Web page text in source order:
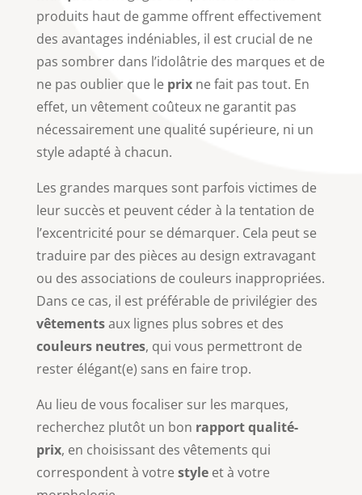
produits haut de gamme offrent effectivement
des avantages indéniables, il est crucial de ne
pas sombrer dans l’idolâtrie des marques et de
ne pas oublier que le prixne fait pas tout. En
effet, un vêtement coûteux ne garantit pas
nécessairement une qualité supérieure, ni un
style adapté à chacun.
Les grandes marques sont parfois victimes de
leur succès et peuvent céder à la tentation de
l’excentricité pour se démarquer. Cela peut se
traduire par des pièces au design extravagant
ou des associations de couleurs inappropriées.
Dans ce cas, il est préférable de privilégier des
vêtementsaux lignes plus sobres et des
couleurs neutres, qui vous permettront de
rester élégant(e) sans en faire trop.
Au lieu de vous focaliser sur les marques,
recherchez plutôt un bon rapport qualité-
prix, en choisissant des vêtements qui
correspondent à votre styleet à votre